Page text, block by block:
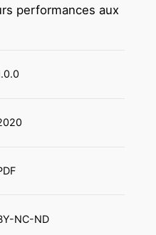
performances aux
NC-ND